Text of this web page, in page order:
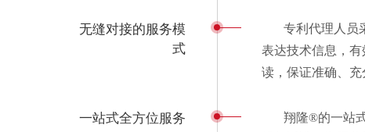
无缝对接的服务模
式
专利代理人员
表达技术信息，
读，保证准确、
一站式全方位服务
翔隆®的一站